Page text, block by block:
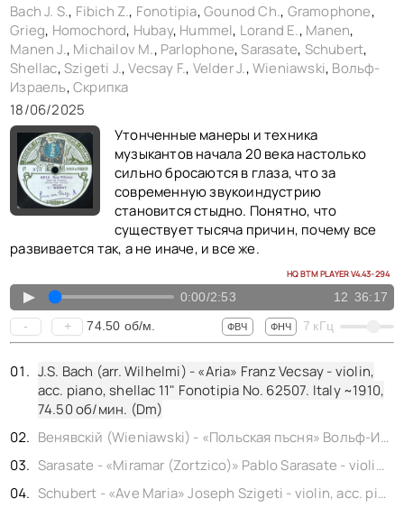
ПЕРСОНАЛИИ
LOL
ССЫЛКИ
О САЙТЕ
КОНТАКТЫ
BACK TO PHOTO
Bach J. S., Fibich Z., Fonotipia,Gounod Ch., Gramophone,
Grieg, Homochord, Hubay, Hummel, Lorand E., Manen,
Manen J., Michailov M., Parlophone,Sarasate, Schubert,
Shellac,Szigeti J.,Vecsay F., Velder J.,Wieniawski, Вольф-
Израель,Скрипка
18/06/2025
Утонченные манеры и техника
музыкантов начала 20 века настолько
сильно бросаются в глаза, что за
современную звукоиндустрию
становится стыдно. Понятно, что
существует тысяча причин, почему все
развивается так, а не иначе, и все же.
HQ BTM PLAYER V4.43-294
▲ 0:00/2:53 12 36:17
- + 74.50 об/м. ФВЧ ФНЧ 7 кГц
J.S. Bach (arr. Wilhelmi) - «Aria» Franz Vecsay - violin,
acc. piano, shellac 11" Fonotipia No. 62507. Italy ~1910,
74.50об/мин. (Dm)
Венявскiй (Wieniawski) - «Польская пъсня» Вольф-Израель - violin, концертмейстер Императорского Мариинского Театра - фортепиано, 1 sided shellac 10" Gramophone No. 27931. Russia ~1905,
Sarasate - «Miramar (Zortzico)» Pablo Sarasate - violin, acc. piano, 1 sided shellac 10" Gramophone No. 37934. France ~1905,
Schubert - «Ave Maria» Joseph Szigeti - violin, acc. piano, shellac 12" Grammophon No. 47934. Germany ~1911,